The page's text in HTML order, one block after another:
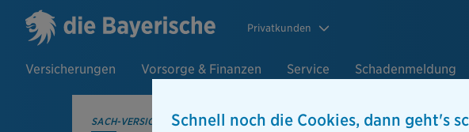
Privatkunden
Versicherungen Vorsorge & Finanzen Service Schadenmeldung
SACH-VERSICHERUNGENSchnell noch die Cookies, dann geht's